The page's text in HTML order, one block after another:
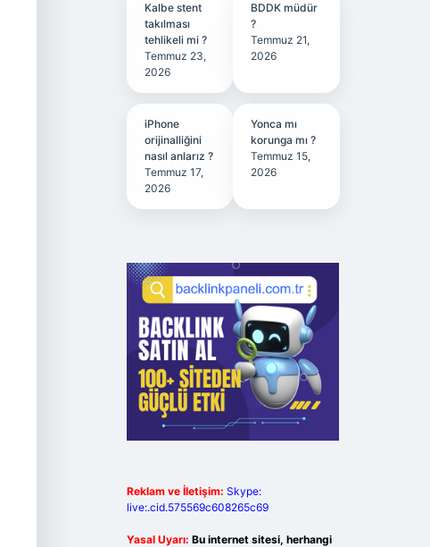
Kalbe stent
takılması
tehlikeli mi ?
Temmuz 23,
2026
BDDK müdür
?
Temmuz 21,
2026
iPhone
orijinalliğini
nasıl anlarız ?
Temmuz 17,
2026
Yonca mı
korunga mı ?
Temmuz 15,
2026
Reklam ve İletişim: Skype:
live:.cid.575569c608265c69
Yasal Uyarı: Bu internet sitesi, herhangi